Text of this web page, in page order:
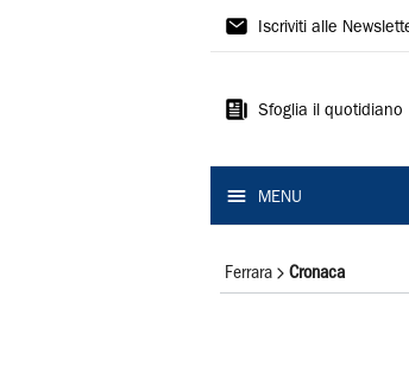
La
Ferrara
Iscriviti alle
Sfoglia il quotidiano
MENU
Ferrara Cronaca